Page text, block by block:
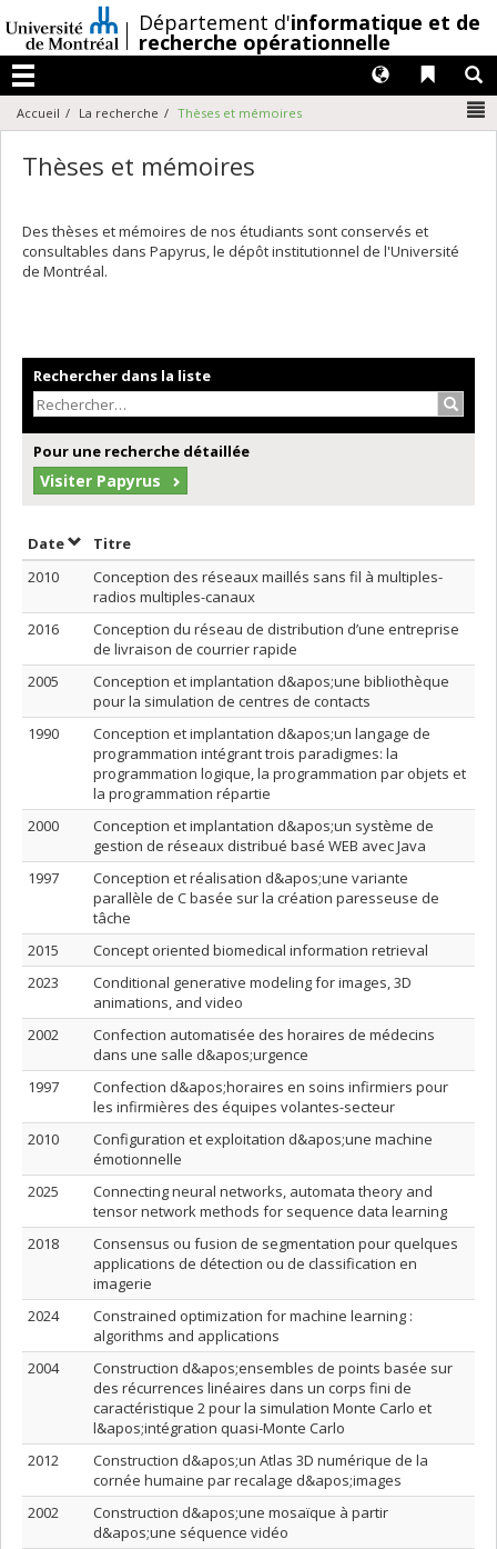
au
contenu
/Département d'informatique et de
recherche opérationnelle
Menu
Liens
Langues
Accueil La recherche Thèses et mémoires
Thèses et mémoires
Des thèses et mémoires de nos étudiants sont conservés et
consultables dans Papyrus, le dépôt institutionnel de l'Université
de Montréal.
Rechercher dans la liste
Pour une recherche détaillée
Visiter Papyrus
DateTrier par date en ordre croissant
Titre
2010
Conception des réseaux maillés sans fil à multiples-
radios multiples-canaux
2016
Conception du réseau de distribution d’une entreprise
de livraison de courrier rapide
2005
Conception et implantation d&apos;une bibliothèque
pour la simulation de centres de contacts
1990
Conception et implantation d&apos;un langage de
programmation intégrant trois paradigmes: la
programmation logique, la programmation par objets et
la programmation répartie
2000
Conception et implantation d&apos;un système de
gestion de réseaux distribué basé WEB avec Java
1997
Conception et réalisation d&apos;une variante
parallèle de C basée sur la création paresseuse de
tâche
2015
Concept oriented biomedical information retrieval
2023
Conditional generative modeling for images, 3D
animations, and video
2002
Confection automatisée des horaires de médecins
dans une salle d&apos;urgence
1997
Confection d&apos;horaires en soins infirmiers pour
les infirmières des équipes volantes-secteur
2010
Configuration et exploitation d&apos;une machine
émotionnelle
2025
Connecting neural networks, automata theory and
tensor network methods for sequence data learning
2018
Consensus ou fusion de segmentation pour quelques
applications de détection ou de classification en
imagerie
2024
Constrained optimization for machine learning :
algorithms and applications
2004
Construction d&apos;ensembles de points basée sur
des récurrences linéaires dans un corps fini de
caractéristique 2 pour la simulation Monte Carlo et
l&apos;intégration quasi-Monte Carlo
2012
Construction d&apos;un Atlas 3D numérique de la
cornée humaine par recalage d&apos;images
2002
Construction d&apos;une mosaïque à partir
d&apos;une séquence vidéo